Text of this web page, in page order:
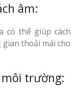
âm:
có thể giúp cách
thoải mái cho
trường: